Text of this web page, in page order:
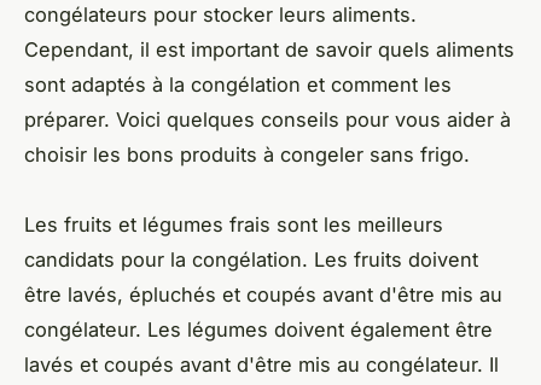
congélateurs pour stocker leurs aliments.
Cependant, il est important de savoir quels aliments
sont adaptés à la congélation et comment les
préparer. Voici quelques conseils pour vous aider à
choisir les bons produits à congeler sans frigo.
Les fruits et légumes frais sont les meilleurs
candidats pour la congélation. Les fruits doivent
être lavés, épluchés et coupés avant d'être mis au
congélateur. Les légumes doivent également être
lavés et coupés avant d'être mis au congélateur. Il